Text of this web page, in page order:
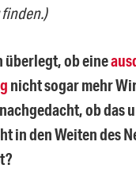
finden.)
überlegt, ob eine
nicht sogar mehr
ob das
in den Weiten des